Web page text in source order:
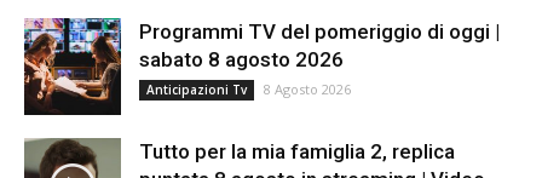
Programmi TV del pomeriggio di oggi |
sabato 8 agosto 2026
Anticipazioni Tv 8 Agosto 2026
Tutto per la mia famiglia 2, replica